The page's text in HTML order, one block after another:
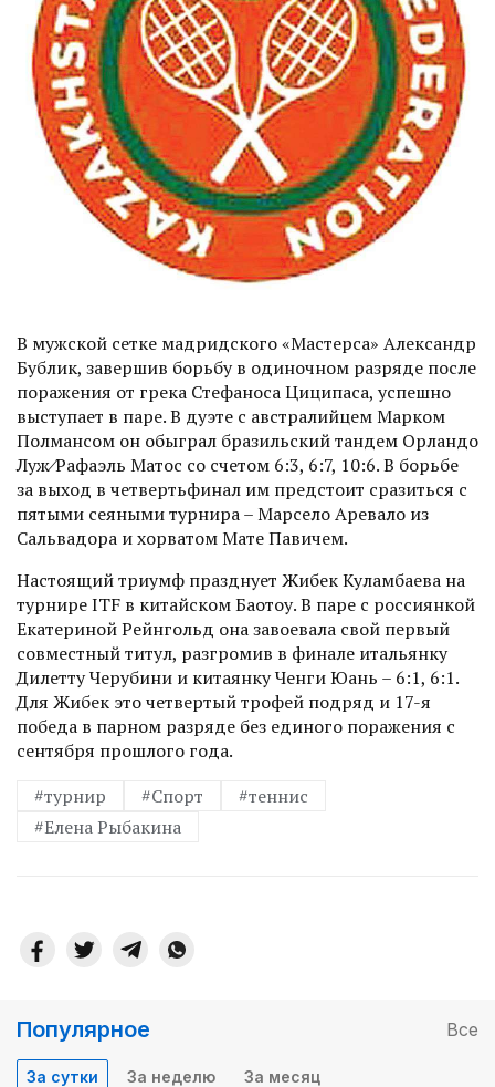
В мужской сетке мадридского «Мас­терса» Александр
Бублик, завершив борьбу в одиночном разряде после
поражения от грека Стефаноса Циципаса, успешно
выступает в паре. В дуэте с австралийцем Марком
Полмансом он обыграл бразильский тандем Орландо
Луж⁄Рафаэль Матос со счетом 6:3, 6:7, 10:6. В борьбе
за выход в четвертьфинал им предстоит сразиться с
пятыми сеяными турнира – Марсело Аревало из
Сальвадора и хорватом Мате Павичем.
Настоящий триумф празднует Жибек Куламбаева на
турнире ITF в китайском Баотоу. В паре с россиянкой
Екатериной Рейнгольд она завоевала свой первый
совместный титул, разгромив в финале итальянку
Дилетту Черубини и китаянку Ченги Юань – 6:1, 6:1.
Для Жибек это четвертый трофей подряд и 17-я
победа в парном разряде без единого поражения с
сентября прошлого года.
#турнир
#Спорт
#теннис
#Елена Рыбакина
Популярное Все
За сутки За неделю За месяц